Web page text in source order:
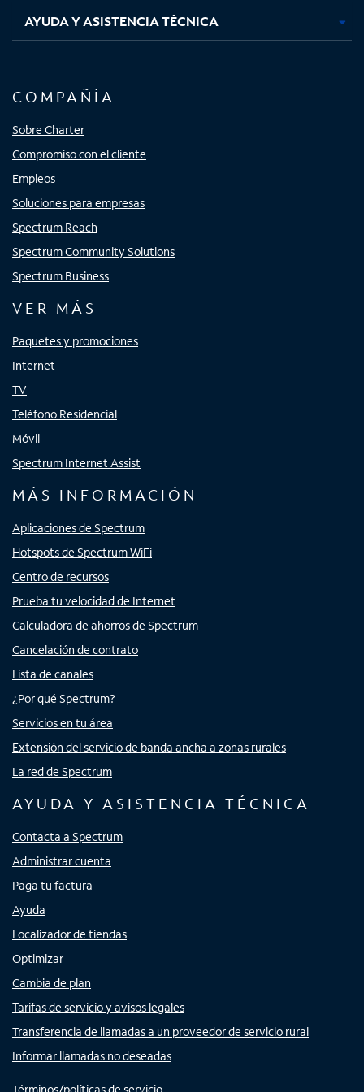
AYUDA Y ASISTENCIA TÉCNICA
COMPAÑÍA
Sobre Charter
Compromiso con el cliente
Empleos
Soluciones para empresas
Spectrum Reach
Spectrum Community Solutions
Spectrum Business
VER MÁS
Paquetes y promociones
Internet
TV
Teléfono Residencial
Móvil
Spectrum Internet Assist
MÁS INFORMACIÓN
Aplicaciones de Spectrum
Hotspots de Spectrum WiFi
Centro de recursos
Prueba tu velocidad de Internet
Calculadora de ahorros de Spectrum
Cancelación de contrato
Lista de canales
¿Por qué Spectrum?
Servicios en tu área
Extensión del servicio de banda ancha a zonas rurales
La red de Spectrum
AYUDA Y ASISTENCIA TÉCNICA
Contacta a Spectrum
Administrar cuenta
Paga tu factura
Ayuda
Localizador de tiendas
Optimizar
Cambia de plan
Tarifas de servicio y avisos legales
Transferencia de llamadas a un proveedor de servicio rural
Informar llamadas no deseadas